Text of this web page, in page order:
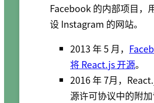
Facebook 的内部项目，
设 Instagram 的网站。
2013 年 5 月，
将 React.js 开源。
2016 年 7月，
源许可协议中的附